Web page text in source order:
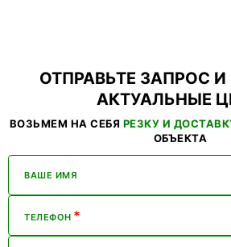
ОТПРАВЬТЕ ЗАПРОС
АКТУАЛЬНЫЕ
ВОЗЬМЕМ НА СЕБЯ РЕЗКУ И
ОБЪЕКТА
ВАШЕ ИМЯ
ТЕЛЕФОН *